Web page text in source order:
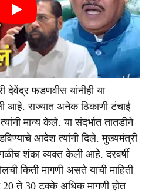
देवेंद्र फडणवीस यांनीही या
आहे. राज्यात अनेक ठिकाणी टंचाई
मान्य केले. या संदर्भात तातडीने
आदेश त्यांनी दिले. मुख्यमंत्री
शंका व्यक्त केली आहे. दरवर्षी
किती मागणी असते याची माहिती
ते 30 टक्के अधिक मागणी होत